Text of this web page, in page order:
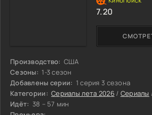
Производство: США
Сезоны: 1-3 сезон
Добавлены серии: 1 серия 3 сезона
Категории: Сериалы лета 2026/ Сериалы
Идёт: 38 – 57 мин
7.20